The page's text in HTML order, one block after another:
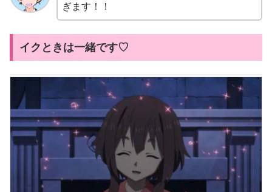
ぎます！！
イクときは一緒です♡